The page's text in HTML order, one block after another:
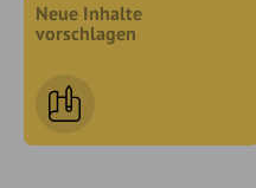
Neue Inhalte
vorschlagen